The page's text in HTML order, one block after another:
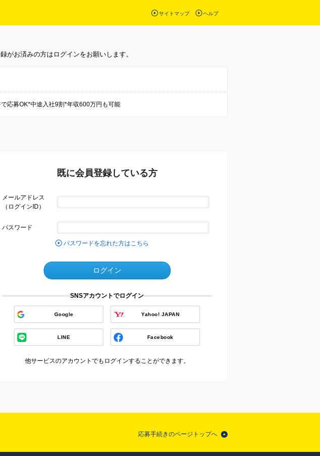
サイトマップ ヘルプ
がお済みの方はログインをお願いします。
応募OK*中途入社9割*年収600万円も可能
既に会員登録している方
メールアドレス
（ログインID）
パスワード
パスワードを忘れた方はこちら
ログイン
SNSアカウントでログイン
Google Yahoo! JAPAN
LINE Facebook
他サービスのアカウントでもログインすることができます。
応募手続きのページトップへ